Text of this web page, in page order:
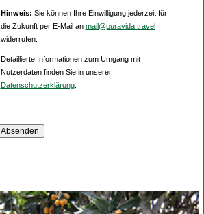
Hinweis: Sie können Ihre Einwilligung jederzeit für
die Zukunft per E-Mail an mail@puravida.travel
widerrufen.
Detaillierte Informationen zum Umgang mit
Nutzerdaten finden Sie in unserer
Datenschutzerklärung.